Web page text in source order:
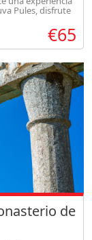
Pules, disfrute
€65
de